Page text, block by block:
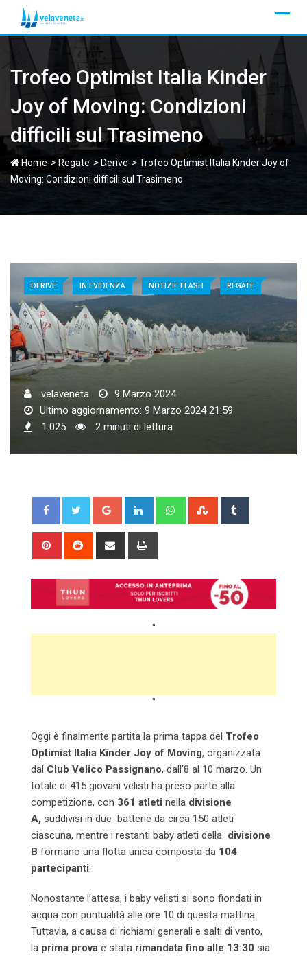
content
Trofeo Optimist Italia Kinder
Joy of Moving: Condizioni
difficili sul Trasimeno
Home > Regate > Derive >Trofeo Optimist Italia Kinder Joy of
Moving: Condizioni difficili sul Trasimeno
DERIVE IN EVIDENZA NOTIZIE FLASH REGATE
velaveneta
9 Marzo 2024
Ultimo aggiornamento: 9 Marzo 2024 21:59
1.025
2 minuti di lettura
Google+ LinkedIn WhatsappStumbleUpon
Pinterest Reddit
Share
"
"
Oggi è finalmente partita la prima tappa del Trofeo
Optimist Italia Kinder Joy of Moving, organizzata
dal Club Velico Passignano, dall’8 al 10 marzo. Un
totale di 415 giovani velisti ha preso parte alla
competizione, con 361 atleti nella divisione
A, suddivisi in due batterie da circa 150 atleti
ciascuna, mentre i restanti baby atleti della divisione
B formano una flotta unica composta da 104
partecipanti.
Nonostante l’attesa, i baby velisti si sono fiondati in
acqua con puntualità alle ore 10 di questa mattina.
Tuttavia, a causa di richiami generali e salti di vento,
la prima prova è stata rimandata fino alle 13:30 sia